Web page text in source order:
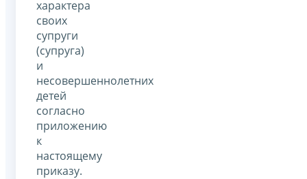
характера
своих
супруги
(супруга)
и
несовершеннолетних
детей
согласно
приложению
к
настоящему
приказу.